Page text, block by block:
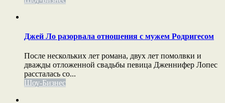
Джей Ло разорвала отношения с мужем Родригесом
После нескольких лет романа, двух лет помолвки и
дважды отложенной свадьбы певица Дженнифер Лопес
рассталась со...
Шоу-Бизнес